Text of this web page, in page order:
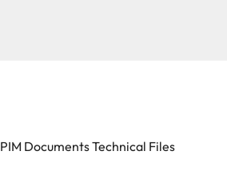
PIM Documents Technical Files